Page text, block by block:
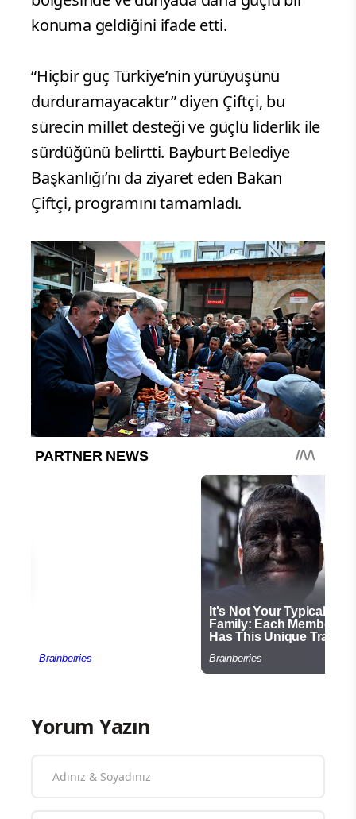
konuma geldiğini ifade etti.
“Hiçbir güç Türkiye’nin yürüyüşünü
durduramayacaktır” diyen Çiftçi, bu
sürecin millet desteği ve güçlü liderlik ile
sürdüğünü belirtti. Bayburt Belediye
Başkanlığı’nı da ziyaret eden Bakan
Çiftçi, programını tamamladı.
Yorum Yazın